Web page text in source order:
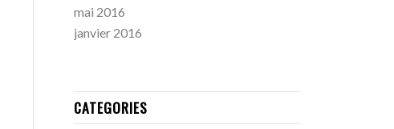
mai 2016
janvier 2016
CATEGORIES